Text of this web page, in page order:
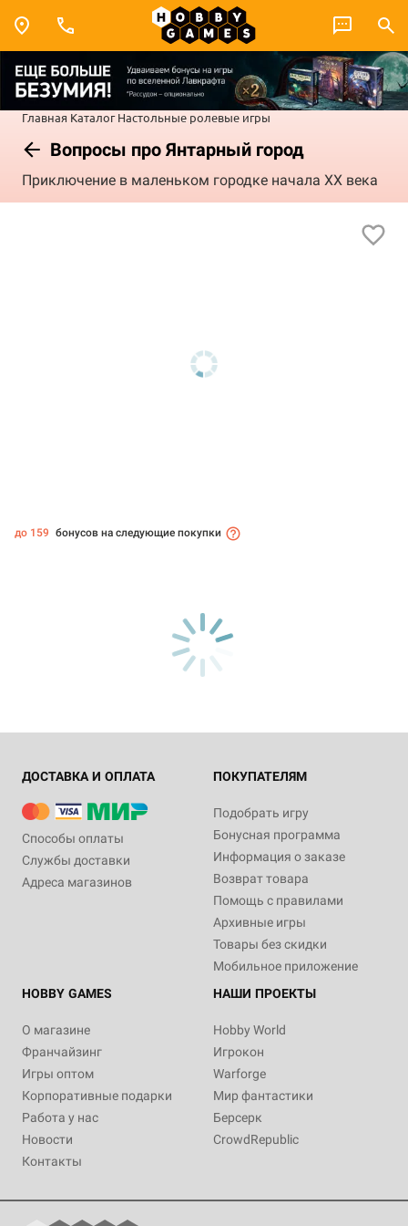
Главная Каталог Настольные ролевые игры
Вопросы про Янтарный город
Приключение в маленьком городке начала XX века
до 159 бонусов на следующие покупки
ДОСТАВКА И ОПЛАТА
Способы оплаты
Службы доставки
Адреса магазинов
ПОКУПАТЕЛЯМ
Подобрать игру
Бонусная программа
Информация о заказе
Возврат товара
Помощь с правилами
Архивные игры
Товары без скидки
Мобильное приложение
HOBBY GAMES
О магазине
Франчайзинг
Игры оптом
Корпоративные подарки
Работа у нас
Новости
Контакты
НАШИ ПРОЕКТЫ
Hobby World
Игрокон
Warforge
Мир фантастики
Берсерк
CrowdRepublic